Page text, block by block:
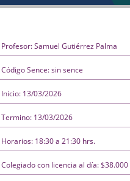
Samuel Gutiérrez Palma
Sence: sin sence
13/03/2026
13/03/2026
18:30 a 21:30 hrs.
con licencia al día: $38.000